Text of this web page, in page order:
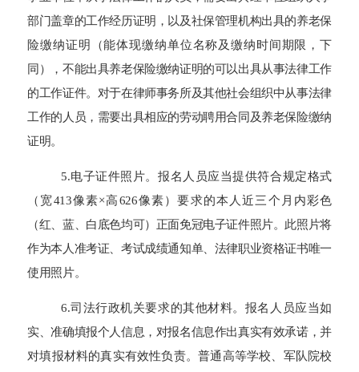
部门盖章的工作经历证明，以及社保管理机构出具的养老保
险缴纳证明（能体现缴纳单位名称及缴纳时间期限，下
同），不能出具养老保险缴纳证明的可以出具从事法律工作
的工作证件。对于在律师事务所及其他社会组织中从事法律
工作的人员，需要出具相应的劳动聘用合同及养老保险缴纳
证明。
5.电子证件照片。报名人员应当提供符合规定格式
（宽413像素×高626像素）要求的本人近三个月内彩色
（红、蓝、白底色均可）正面免冠电子证件照片。此照片将
作为本人准考证、考试成绩通知单、法律职业资格证书唯一
使用照片。
6.司法行政机关要求的其他材料。报名人员应当如
实、准确填报个人信息，对报名信息作出真实有效承诺，并
对填报材料的真实有效性负责。普通高等学校、军队院校